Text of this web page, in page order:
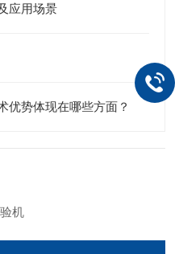
应用场景
优势体现在哪些方面？